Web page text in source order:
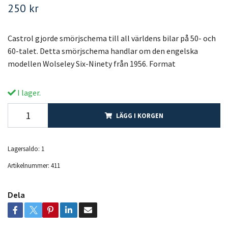
250 kr
Castrol gjorde smörjschema till all världens bilar på 50- och
60-talet. Detta smörjschema handlar om den engelska
modellen Wolseley Six-Ninety från 1956. Format
I lager.
LÄGG I KORGEN
Lagersaldo: 1
Artikelnummer: 411
Dela